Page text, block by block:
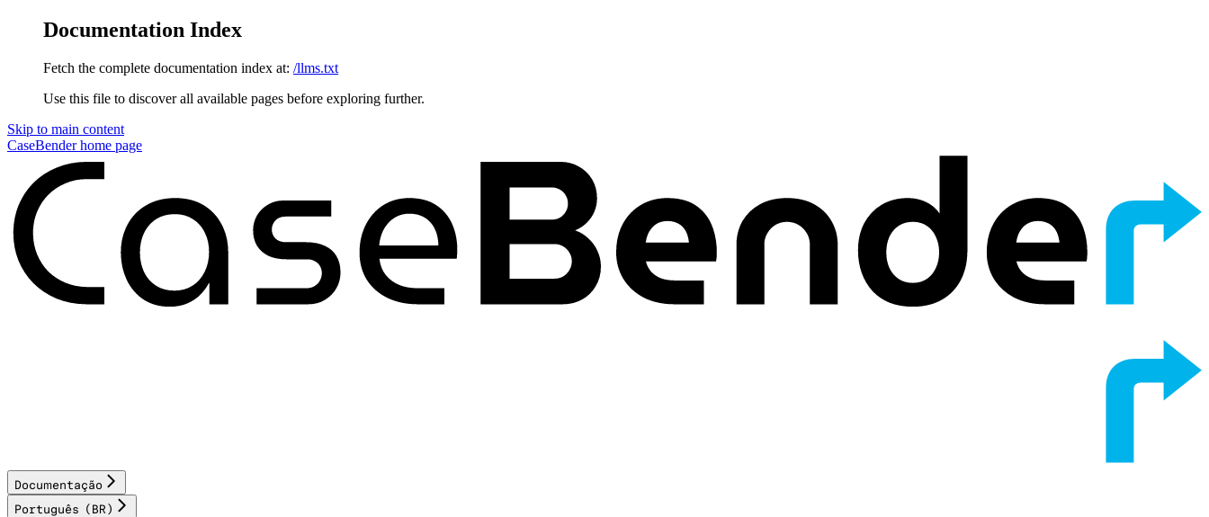
Documentation Index
Fetch the complete documentation index at: /llms.txt
Use this file to discover all available pages before exploring further.
Skip to main content
CaseBenderhome page
Documentação
Português (BR)